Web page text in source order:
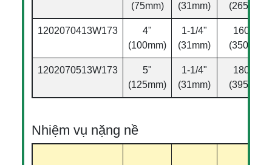
(75mm)
(31mm)
(265lbs)
1202070413W173
4"
(100mm)
1-1/4"
(31mm)
160kg
(350lbs)
1202070513W173
5"
(125mm)
1-1/4"
(31mm)
180kg
(395lbs)
Nhiệm vụ nặng nề